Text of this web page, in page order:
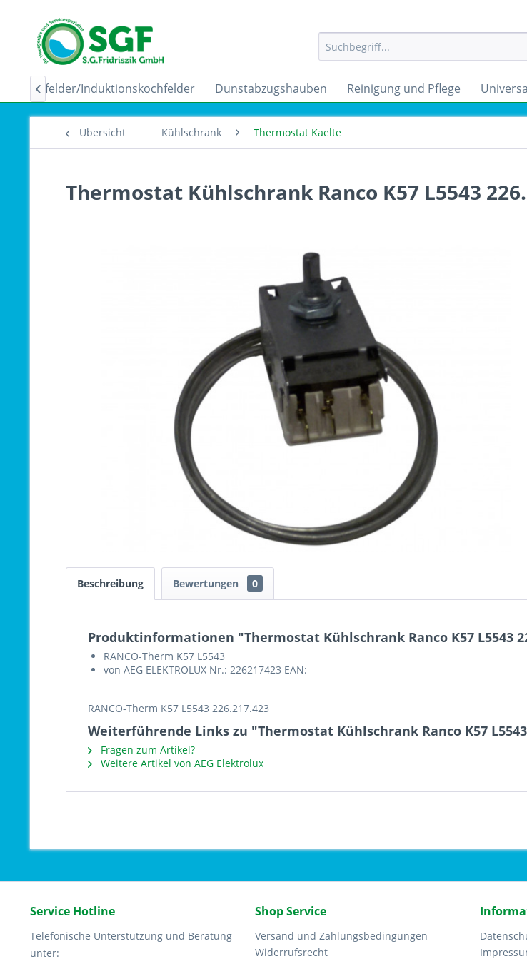
Ceranfelder/Induktionskochfelder Dunstabzugshauben Reinigung und Pflege

Übersicht Kühlschrank Thermostat Kaelte
Thermostat Kühlschrank Ranco K57 L5543
Beschreibung Bewertungen 0
Produktinformationen "Thermostat Kühlschrank Ranco K57 L5543
RANCO-Therm K57 L5543
von AEG ELEKTROLUX Nr.: 226217423 EAN:
RANCO-Therm K57 L5543 226.217.423
Weiterführende Links zu "Thermostat Kühlschrank Ranco K57 L5543
Fragen zum Artikel?
Weitere Artikel von AEG Elektrolux
Service Hotline
Telefonische Unterstützung und Beratung
unter:
Shop Service
Versand und Zahlungsbedingungen
Widerrufsrecht